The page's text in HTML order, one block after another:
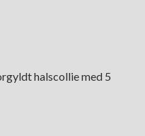
halscollie med 5